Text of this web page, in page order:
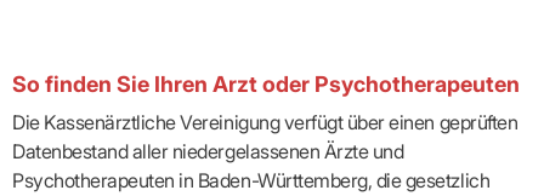
So finden Sie Ihren Arzt oder Psychotherapeuten
Die Kassenärztliche Vereinigung verfügt über einen geprüften
Datenbestand aller niedergelassenen Ärzte und
Psychotherapeuten in Baden-Württemberg, die gesetzlich